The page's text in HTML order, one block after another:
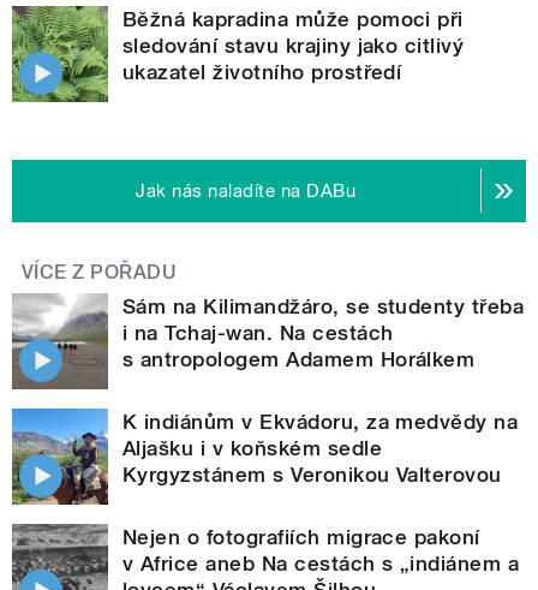
Běžná kapradina může pomoci při
sledování stavu krajiny jako citlivý
ukazatel životního prostředí
Jak nás naladíte na DABu
VÍCE Z POŘADU
Sám na Kilimandžáro, se studenty třeba
i na Tchaj-wan. Na cestách
s antropologem Adamem Horálkem
K indiánům v Ekvádoru, za medvědy na
Aljašku i v koňském sedle
Kyrgyzstánem s Veronikou Valterovou
Nejen o fotografiích migrace pakoní
v Africe aneb Na cestách s „indiánem a